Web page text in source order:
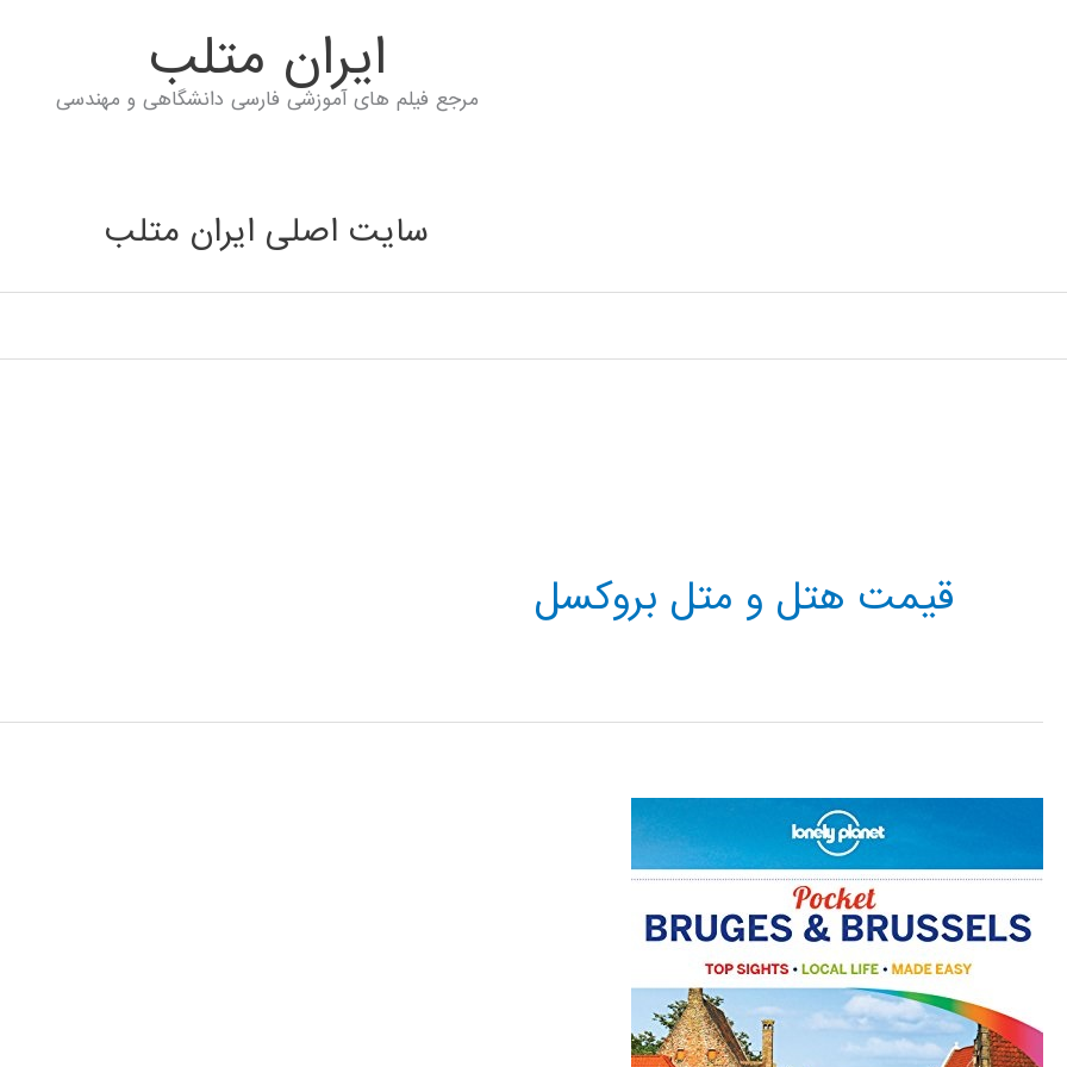
ايران متلب
مرجع فیلم های آموزشی فارسی دانشگاهی و مهندسی
سایت اصلی ایران متلب
قیمت هتل و متل بروکسل